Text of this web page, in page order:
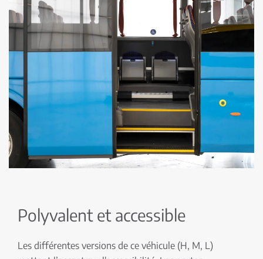
Polyvalent et accessible
Les différentes versions de ce véhicule (H, M, L)